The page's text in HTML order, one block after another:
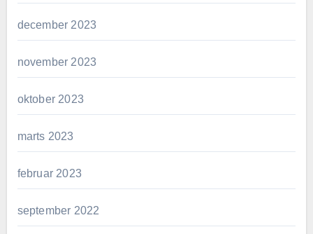
december 2023
november 2023
oktober 2023
marts 2023
februar 2023
september 2022